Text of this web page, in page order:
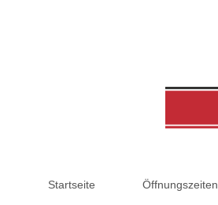
Startseite Öffnungszeiten